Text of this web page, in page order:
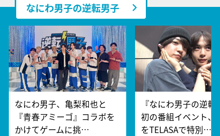
なにわ男子の逆転男子
なにわ男子、亀梨和也と
『青春アミーゴ』コラボを
かけてゲームに挑…
『なにわ男子の逆転
初の番組イベント、
をTELASAで特別…